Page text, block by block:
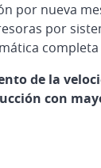
por nueva
por
de la
con